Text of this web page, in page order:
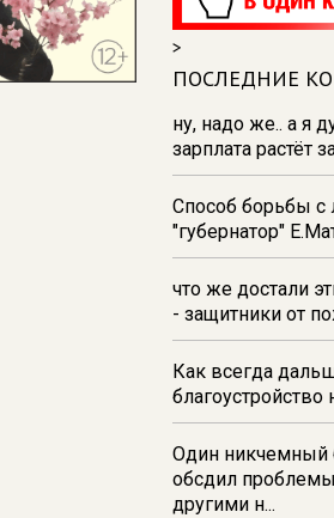
камеры ПДД на
скорости
16:55В Курске
Тюменской
незаконную
взрывчатки
16:47В Курске
выполнен на 54%
>
ПОСЛЕДНИЕ
ну, надо же.. а я
зарплата растёт
Способ борьбы с
"губернатор"
что же достали
- защитники от
Как всегда
благоустройство
Один никчемный
обсдил
другими н...